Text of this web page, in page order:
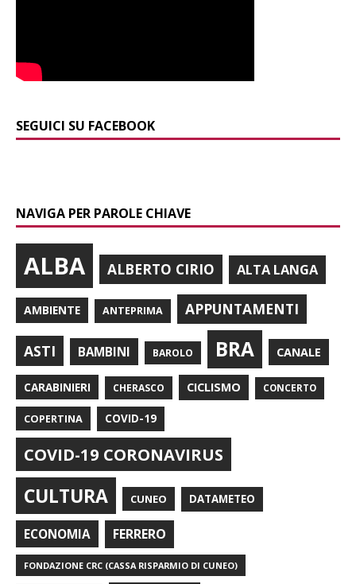
SEGUICI SU FACEBOOK
NAVIGA PER PAROLE CHIAVE
ALBA ALBERTO CIRIO ALTA LANGA
AMBIENTE ANTEPRIMA APPUNTAMENTI
ASTI BAMBINI BAROLO BRA CANALE
CARABINIERI CHERASCO CICLISMO CONCERTO
COPERTINA COVID-19
COVID-19 CORONAVIRUS
CULTURA CUNEO DATAMETEO
ECONOMIA FERRERO
FONDAZIONE CRC (CASSA RISPARMIO DI CUNEO)